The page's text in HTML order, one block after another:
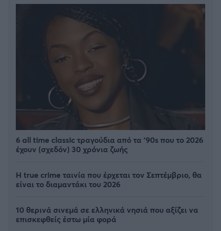
6 all time classic τραγούδια από τα ‘90s που το 2026
έχουν (σχεδόν) 30 χρόνια ζωής
Η true crime ταινία που έρχεται τον Σεπτέμβριο, θα
είναι το διαμαντάκι του 2026
10 θερινά σινεμά σε ελληνικά νησιά που αξίζει να
επισκεφθείς έστω μία φορά